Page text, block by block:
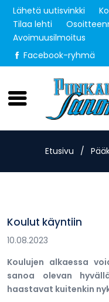
Lähetä uutisvinkki
Tilaa lehti
Avoimuusilmoitus
Facebook-ryhmä
Lauantai 8.8.2026
Etusivu /
Koulut käyntiin
10.08.2023
Koulujen alkaessa
sanoa olevan
haastavat kuitenkin